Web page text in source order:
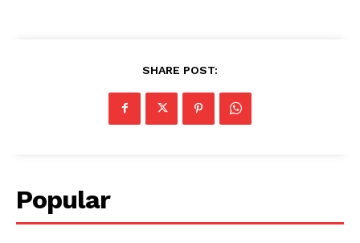
SHARE POST:
Popular